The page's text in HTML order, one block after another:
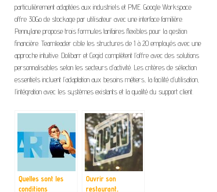
particulièrement adaptées aux industriels et PME. Google Workspace
offre 30Go de stockage par utilisateur avec une interface familière.
Pennylane propose trois formules tarifaires flexibles pour la gestion
financière. Teamleader cible les structures de 1 à 20 employés avec une
approche intuitive. Dolibarr et Cegid complètent l’offre avec des solutions
personnalisables selon les secteurs d’activité. Les critères de sélection
essentiels incluent l’adaptation aux besoins métiers, la facilité d’utilisation,
l’intégration avec les systèmes existants et la qualité du support client.
Quelles sont les
conditions
Ouvrir son
restaurant,